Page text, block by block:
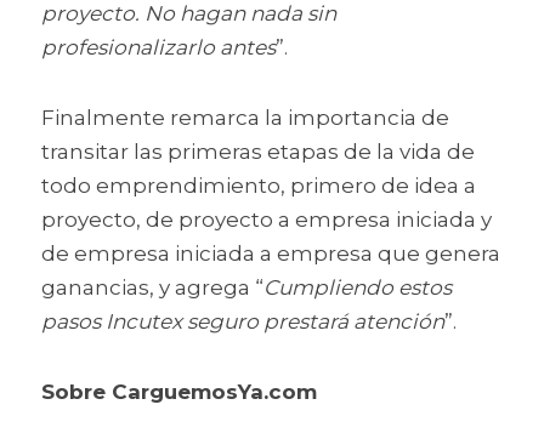
proyecto. No hagan nada sin
profesionalizarlo antes”.
Finalmente remarca la importancia de
transitar las primeras etapas de la vida de
todo emprendimiento, primero de idea a
proyecto, de proyecto a empresa iniciada y
de empresa iniciada a empresa que genera
ganancias, y agrega “Cumpliendo estos
pasos Incutex seguro prestará atención”.
Sobre CarguemosYa.com